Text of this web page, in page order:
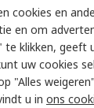
Type
cookies en
en om
te klikken, geeft
uw cookies
"Alles
u in ons